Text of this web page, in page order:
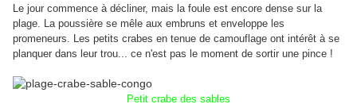
Le jour commence à décliner, mais la foule est encore dense sur la
plage. La poussière se mêle aux embruns et enveloppe les
promeneurs. Les petits crabes en tenue de camouflage ont intérêt à se
planquer dans leur trou... ce n'est pas le moment de sortir une pince !
Petit crabe des sables